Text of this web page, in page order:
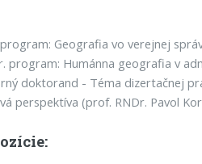
Geografia vo verejnej
program: Humánna geografia v
doktorand - Téma dizertačnej
perspektíva (prof. RNDr. Pavol